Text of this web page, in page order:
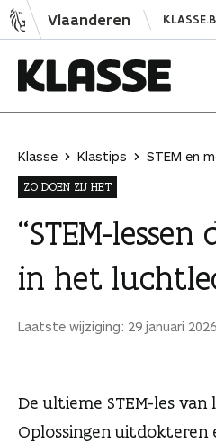
N
a
Vlaanderen
a
s
s
e
Klasse Klastips
STEM en
ZO DOEN ZIJ HET
“STEM-
in het
Laatste wijziging: 29 januari 2026
De ultieme STEM-les van
Oplossingen uitdokteren